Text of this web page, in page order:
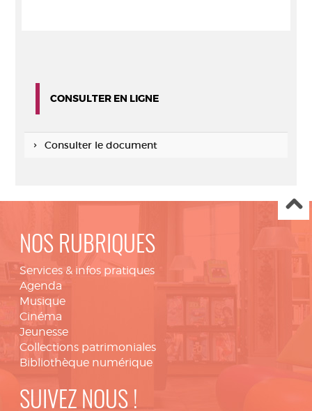
CONSULTER EN LIGNE
Consulter le document
NOS RUBRIQUES
Services & infos pratiques
Agenda
Musique
Cinéma
Jeunesse
Collections patrimoniales
Bibliothèque numérique
SUIVEZ NOUS !